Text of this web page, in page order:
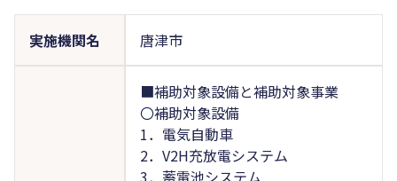
実施機関名 唐津市
■補助対象設備と補助対象事業
〇補助対象設備
1．電気自動車
2．V2H充放電システム
3．蓄電池システム